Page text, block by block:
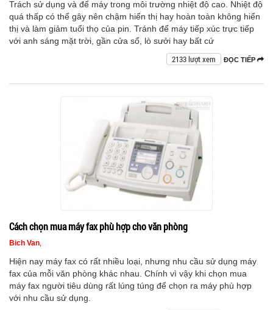
Trách sử dụng và để máy trong môi trường nhiệt độ cao. Nhiệt độ
quá thấp có thể gây nên chậm hiển thị hay hoàn toàn không hiển
thị và làm giảm tuổi thọ của pin. Tránh để máy tiếp xúc trực tiếp
với anh sáng mặt trời, gần cửa sổ, lò sưởi hay bất cứ
ĐỌC TIẾP
2133 lượt xem
Cách chọn mua máy fax phù hợp cho văn phòng
Bich Van,
Hiện nay máy fax có rất nhiều loại, nhưng nhu cầu sử dụng máy
fax của mỗi văn phòng khác nhau. Chính vì vậy khi chọn mua
máy fax người tiêu dùng rất lúng túng để chọn ra máy phù hợp
với nhu cầu sử dụng.